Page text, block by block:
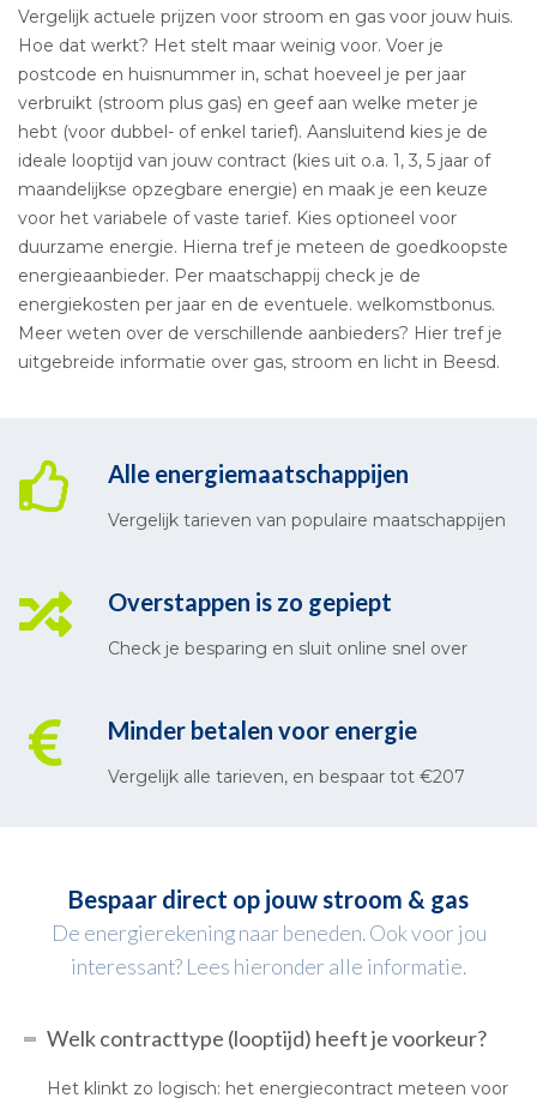
Vergelijk actuele prijzen voor stroom en gas voor jouw huis.
Hoe dat werkt? Het stelt maar weinig voor. Voer je
postcode en huisnummer in, schat hoeveel je per jaar
verbruikt (stroom plus gas) en geef aan welke meter je
hebt (voor dubbel- of enkel tarief). Aansluitend kies je de
ideale looptijd van jouw contract (kies uit o.a. 1, 3, 5 jaar of
maandelijkse opzegbare energie) en maak je een keuze
voor het variabele of vaste tarief. Kies optioneel voor
duurzame energie. Hierna tref je meteen de goedkoopste
energieaanbieder. Per maatschappij check je de
energiekosten per jaar en de eventuele. welkomstbonus.
Meer weten over de verschillende aanbieders? Hier tref je
uitgebreide informatie over gas, stroom en licht in Beesd.
Alle energiemaatschappijen
Vergelijk tarieven van populaire maatschappijen
Overstappen is zo gepiept
Check je besparing en sluit online snel over
Minder betalen voor energie
Vergelijk alle tarieven, en bespaar tot €207
Bespaar direct op jouw stroom & gas
De energierekening naar beneden. Ook voor jou
interessant? Lees hieronder alle informatie.
Welk contracttype (looptijd) heeft je voorkeur?
Het klinkt zo logisch: het energiecontract meteen voor